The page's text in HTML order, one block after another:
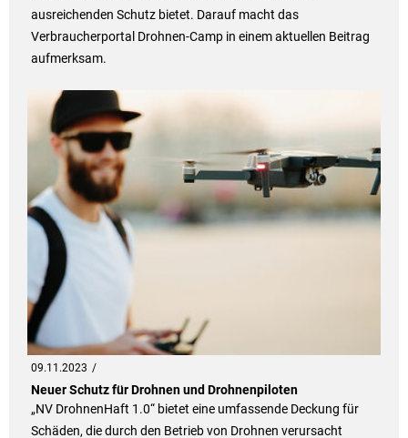
ausreichenden Schutz bietet. Darauf macht das
Verbraucherportal Drohnen-Camp in einem aktuellen Beitrag
aufmerksam.
09.11.2023
Neuer Schutz für Drohnen und Drohnenpiloten
„NV DrohnenHaft 1.0“ bietet eine umfassende Deckung für
Schäden, die durch den Betrieb von Drohnen verursacht